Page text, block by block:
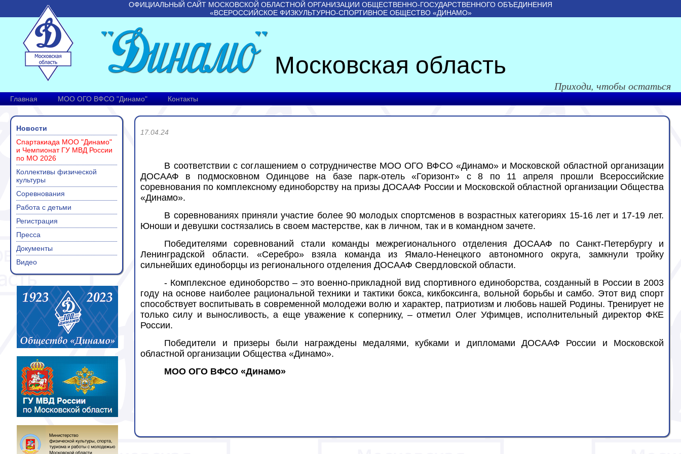
ОФИЦИАЛЬНЫЙ САЙТ МОСКОВСКОЙ ОБЛАСТНОЙ ОРГАНИЗАЦИИ ОБЩЕСТВЕННО-ГОСУДАРСТВЕННОГО ОБЪЕДИНЕНИЯ
«ВСЕРОССИЙСКОЕ ФИЗКУЛЬТУРНО-СПОРТИВНОЕ ОБЩЕСТВО «ДИНАМО»
Московская область
Приходи, чтобы остаться
Главная МОО ОГО ВФСО "Динамо" Контакты
Новости
Спартакиада МОО "Динамо"
и Чемпионат ГУ МВД России
по МО 2026
Коллективы физической
культуры
Соревнования
Работа с детьми
Регистрация
Пресса
Документы
Видео
17.04.24
В соответствии с соглашением о сотрудничестве МОО ОГО ВФСО «Динамо» и Московской областной организации
ДОСААФ в подмосковном Одинцове на базе парк-отель «Горизонт» с 8 по 11 апреля прошли Всероссийские
соревнования по комплексному единоборству на призы ДОСААФ России и Московской областной организации Общества
«Динамо».
В соревнованиях приняли участие более 90 молодых спортсменов в возрастных категориях 15-16 лет и 17-19 лет.
Юноши и девушки состязались в своем мастерстве, как в личном, так и в командном зачете.
Победителями соревнований стали команды межрегионального отделения ДОСААФ по Санкт-Петербургу и
Ленинградской области. «Серебро» взяла команда из Ямало-Ненецкого автономного округа, замкнули тройку
сильнейших единоборцы из регионального отделения ДОСААФ Свердловской области.
- Комплексное единоборство – это военно-прикладной вид спортивного единоборства, созданный в России в 2003
году на основе наиболее рациональной техники и тактики бокса, кикбоксинга, вольной борьбы и самбо. Этот вид спорт
способствует воспитывать в современной молодежи волю и характер, патриотизм и любовь нашей Родины. Тренирует не
только силу и выносливость, а еще уважение к сопернику, – отметил Олег Уфимцев, исполнительный директор ФКЕ
России.
Победители и призеры были награждены медалями, кубками и дипломами ДОСААФ России и Московской
областной организации Общества «Динамо».
МОО ОГО ВФСО «Динамо»